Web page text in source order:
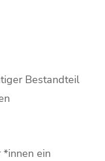
Bestandteil
ein